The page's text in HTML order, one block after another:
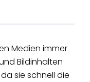
Medien immer
Bildinhalten
sie schnell die